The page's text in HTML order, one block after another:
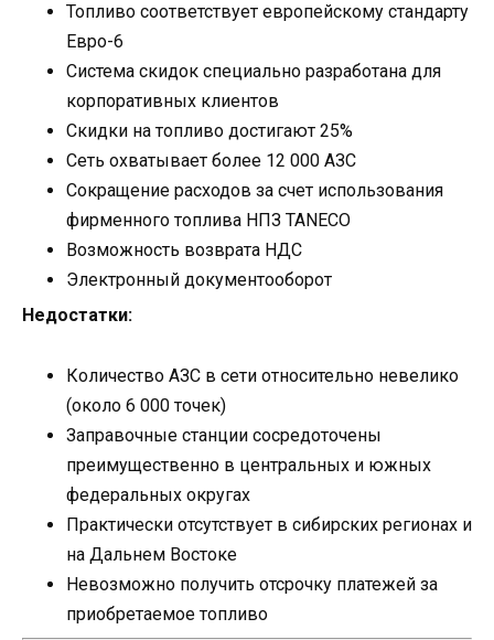
Топливо соответствует европейскому стандарту
Евро-6
Система скидок специально разработана для
корпоративных клиентов
Скидки на топливо достигают 25%
Сеть охватывает более 12 000 АЗС
Сокращение расходов за счет использования
фирменного топлива НПЗ TANECO
Возможность возврата НДС
Электронный документооборот
Недостатки:
Количество АЗС в сети относительно невелико
(около 6 000 точек)
Заправочные станции сосредоточены
преимущественно в центральных и южных
федеральных округах
Практически отсутствует в сибирских регионах и
на Дальнем Востоке
Невозможно получить отсрочку платежей за
приобретаемое топливо